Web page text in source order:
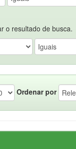
o resultado de busca.
Ordenar por